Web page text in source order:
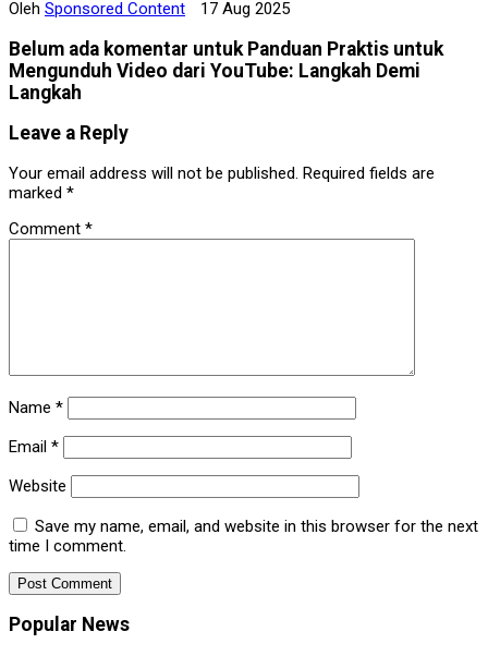
Oleh Sponsored Content 17 Aug 2025
Belum ada komentar untuk Panduan Praktis untuk
Mengunduh Video dari YouTube: Langkah Demi
Langkah
Leave a Reply
Your email address will not be published. Required fields are
marked *
Comment *
Name *
Email *
Website
Save my name, email, and website in this browser for the next
time I comment.
Popular News